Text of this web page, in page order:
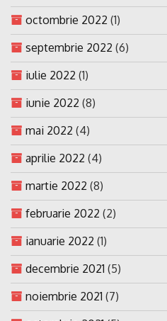
octombrie 2022 (1)
septembrie 2022 (6)
iulie 2022 (1)
iunie 2022 (8)
mai 2022 (4)
aprilie 2022 (4)
martie 2022 (8)
februarie 2022 (2)
ianuarie 2022 (1)
decembrie 2021 (5)
noiembrie 2021 (7)